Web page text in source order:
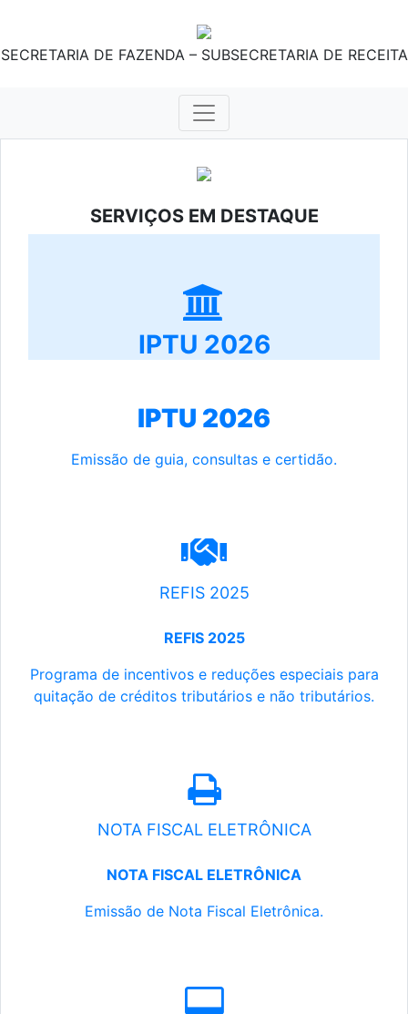
SECRETARIA DE FAZENDA – SUBSECRETARIA DE RECEITA
SERVIÇOS EM DESTAQUE
IPTU 2026
IPTU 2026
Emissão de guia, consultas e certidão.
REFIS 2025
REFIS 2025
Programa de incentivos e reduções especiais para
quitação de créditos tributários e não tributários.
NOTA FISCAL ELETRÔNICA
NOTA FISCAL ELETRÔNICA
Emissão de Nota Fiscal Eletrônica.